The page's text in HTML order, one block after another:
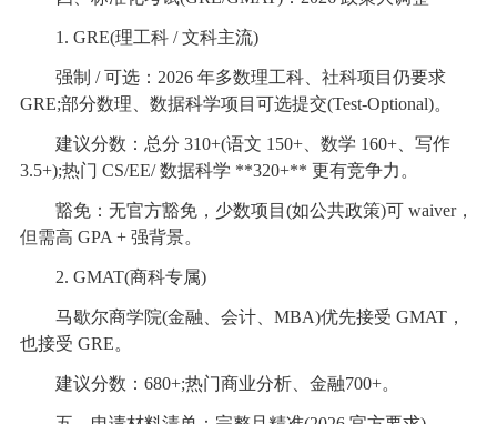
1. GRE(理工科 / 文科主流)
强制 / 可选：2026 年多数理工科、社科项目仍要求
GRE;部分数理、数据科学项目可选提交(Test-Optional)。
建议分数：总分 310+(语文 150+、数学 160+、写作
3.5+);热门 CS/EE/ 数据科学 **320+** 更有竞争力。
豁免：无官方豁免，少数项目(如公共政策)可 waiver，
但需高 GPA + 强背景。
2. GMAT(商科专属)
马歇尔商学院(金融、会计、MBA)优先接受 GMAT，
也接受 GRE。
建议分数：680+;热门商业分析、金融700+。